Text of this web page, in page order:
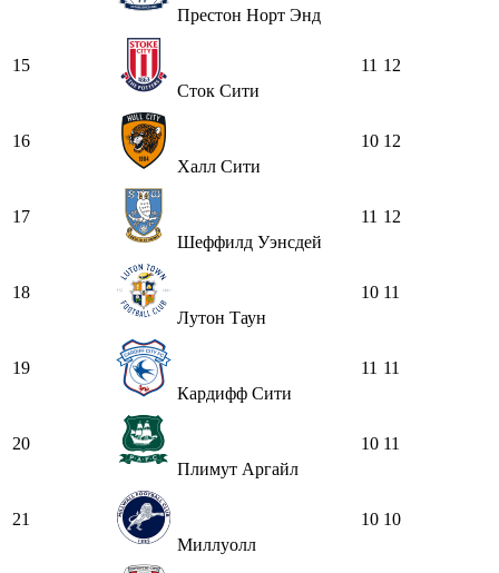
Престон Норт Энд
15
Сток Сити
11 12
16
Халл Сити
10 12
17
Шеффилд Уэнсдей
11 12
18
Лутон Таун
10 11
19
Кардифф Сити
11 11
20
Плимут Аргайл
10 11
21
Миллуолл
10 10